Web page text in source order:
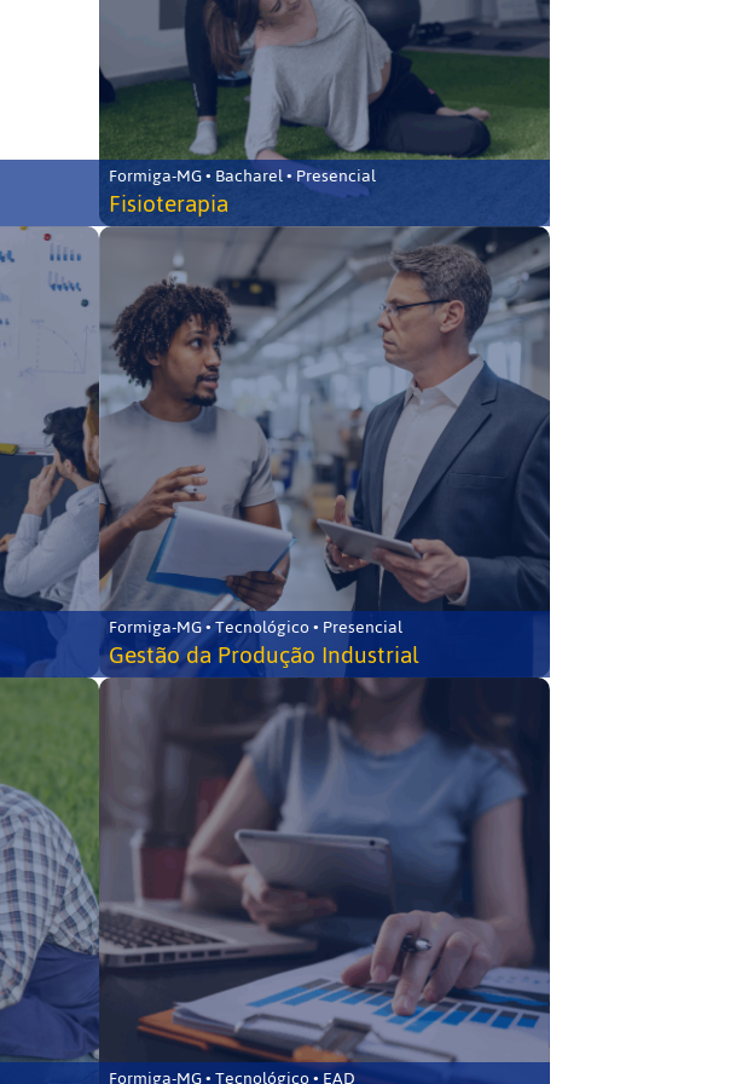
Formiga-MG • Bacharel • Presencial
Fisioterapia
Formiga-MG • Tecnológico • Presencial
Gestão da Produção Industrial